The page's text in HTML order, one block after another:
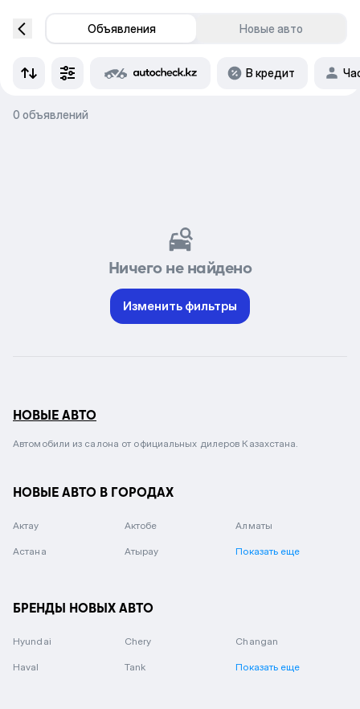
Объявления Новые авто
В кредит
0 объявлений
Ничего не найдено
Изменить фильтры
НОВЫЕ АВТО
Автомобили из салона от официальных дилеров Казахстана.
НОВЫЕ АВТО В ГОРОДАХ
Актау Актобе Алматы
Астана Атырау Показать еще
БРЕНДЫ НОВЫХ АВТО
Hyundai Chery Changan
Haval Tank Показать еще